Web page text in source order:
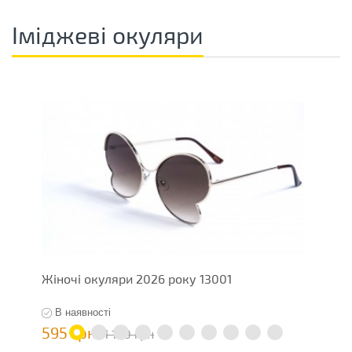
Іміджеві окуляри
Жіночі окуляри 2026 року 13001
В наявності
595 грн 1 190 грн